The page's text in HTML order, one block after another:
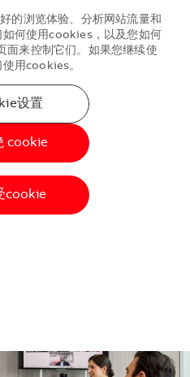
的浏览体验、分析网站流量和
何使用cookies，以及您如何
面来控制它们。如果您继续使
用cookies。
设置
cookie
cookie